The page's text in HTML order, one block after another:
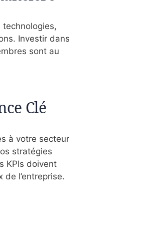
Investir dans
sont au
Clé
à votre secteur
stratégies
KPIs doivent
l’entreprise.